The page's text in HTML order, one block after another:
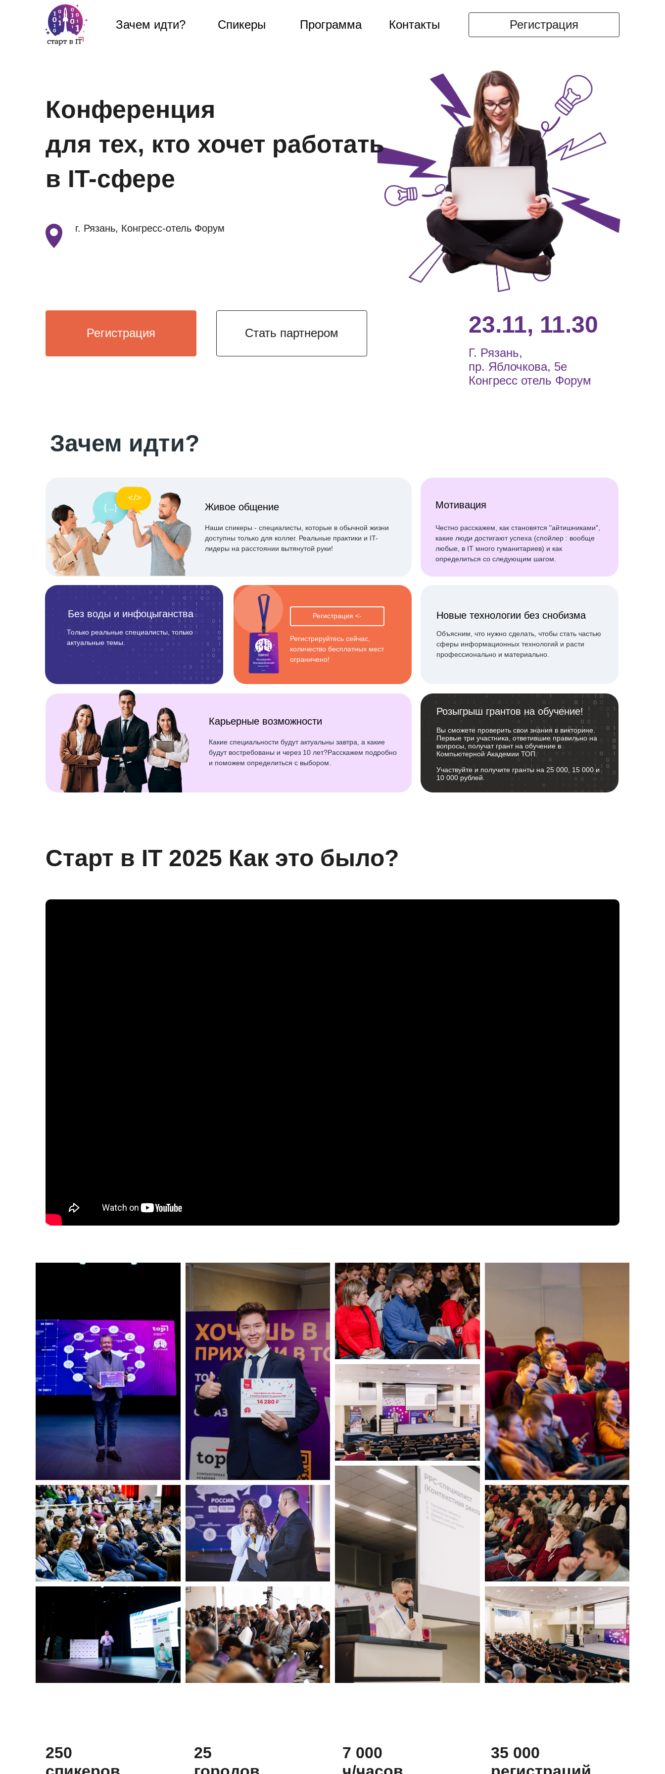
Зачем идти? Спикеры Программа Контакты
Г. Рязань,
пр. Яблочкова, 5е
Конгресс отель Форум
23.11, 11.30
Конференция
для тех, кто хочет работать
в IT-сфере
Регистрация Стать партнером
г. Рязань, Конгресс-отель Форум
Регистрация
Контакты
Зачем идти? Спикеры Программа
Зачем идти?
Какие специальности будут актуальны завтра, а какие
будут востребованы и через 10 лет?Расскажем подробно
и поможем определиться с выбором.
Наши спикеры - специалисты, которые в обычной жизни
доступны только для коллег. Реальные практики и IT-
лидеры на расстоянии вытянутой руки!
Честно расскажем, как становятся "айтишниками",
какие люди достигают успеха (спойлер : вообще
любые, в IT много гуманитариев) и как
определиться со следующим шагом.
Объясним, что нужно сделать, чтобы стать частью
сферы информационных технологий и расти
профессионально и материально.
Регистрируйтесь сейчас,
количество бесплатных мест
ограничено!
Только реальные специалисты, только
актуальные темы.
Регистрация <-
{...}
</>
Вы сможете проверить свои знания в викторине.
Первые три участника, ответившие правильно на
вопросы, получат грант на обучение в
Компьютерной Академии ТОП.
Участвуйте и получите гранты на 25 000 15 000и
10 000 рублей.
Карьерные возможности
Розыгрыш грантов на обучение!
Новые технологии без снобизма
Мотивация
Без воды и инфоцыганства
Живое общение
Старт в IT 2025 Как это было?
250
25
7 000
35 000